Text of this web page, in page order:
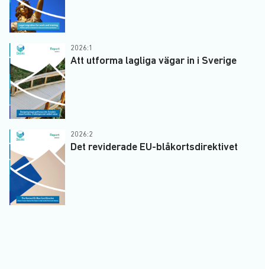
2026:1
Att utforma lagliga vägar in i Sverige
2026:2
Det reviderade EU-blåkortsdirektivet